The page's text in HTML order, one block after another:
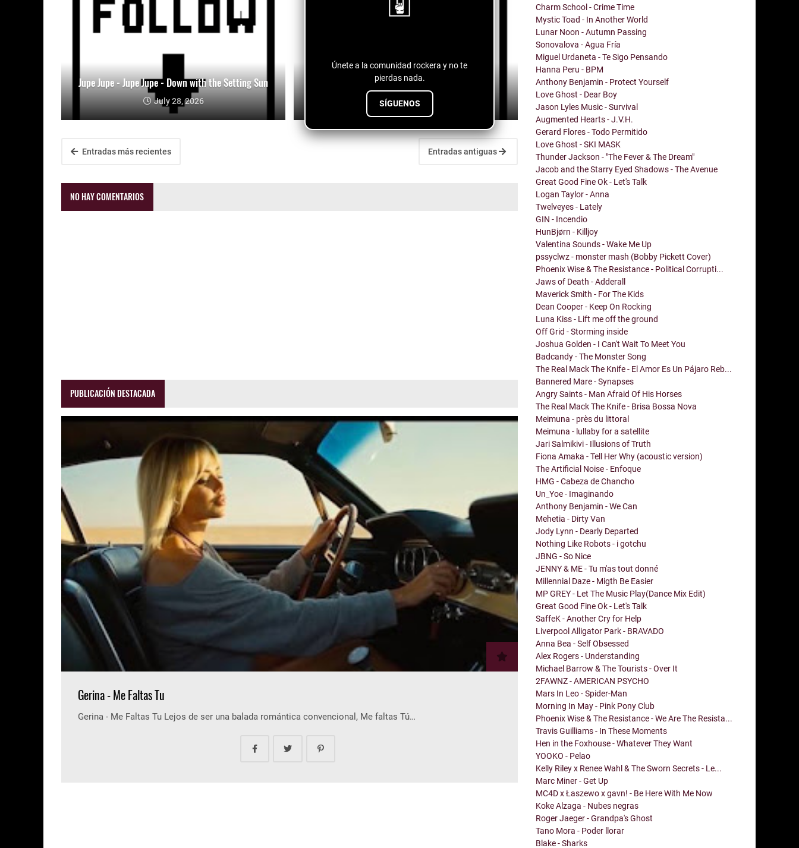
Únete a la comunidad rockera y no te
pierdas nada.
SÍGUENOS
Jupe Jupe - Jupe Jupe - Down with the Setting Sun
July 28, 2026
Dos Santos - Es Amor
July 27, 2026
Entradas más recientes Entradas antiguas
NO HAY COMENTARIOS
PUBLICACIÓN DESTACADA
Gerina - Me Faltas Tu
Gerina - Me Faltas Tu Lejos de ser una balada romántica convencional, Me faltas Tú…
Charm School - Crime Time
Mystic Toad - In Another World
Lunar Noon - Autumn Passing
Sonovalova - Agua Fría
Miguel Urdaneta - Te Sigo Pensando
Hanna Peru - BPM
Anthony Benjamin - Protect Yourself
Love Ghost - Dear Boy
Jason Lyles Music - Survival
Augmented Hearts - J.V.H.
Gerard Flores - Todo Permitido
Love Ghost - SKI MASK
Thunder Jackson - "The Fever & The Dream"
Jacob and the Starry Eyed Shadows - The Avenue
Great Good Fine Ok - Let's Talk
Logan Taylor - Anna
Twelveyes - Lately
GIN - Incendio
HunBjørn - Killjoy
Valentina Sounds - Wake Me Up
pssyclwz - monster mash (Bobby Pickett Cover)
Phoenix Wise & The Resistance - Political Corrupti...
Jaws of Death - Adderall
Maverick Smith - For The Kids
Dean Cooper - Keep On Rocking
Luna Kiss - Lift me off the ground
Off Grid - Storming inside
Joshua Golden - I Can't Wait To Meet You
Badcandy - The Monster Song
The Real Mack The Knife - El Amor Es Un Pájaro Reb...
Bannered Mare - Synapses
Angry Saints - Man Afraid Of His Horses
The Real Mack The Knife - Brisa Bossa Nova
Meimuna - près du littoral
Meimuna - lullaby for a satellite
Jari Salmikivi - Illusions of Truth
Fiona Amaka - Tell Her Why (acoustic version)
The Artificial Noise - Enfoque
HMG - Cabeza de Chancho
Un_Yoe - Imaginando
Anthony Benjamin - We Can
Mehetia - Dirty Van
Jody Lynn - Dearly Departed
Nothing Like Robots - i gotchu
JBNG - So Nice
JENNY & ME - Tu m'as tout donné
Millennial Daze - Migth Be Easier
MP GREY - Let The Music Play(Dance Mix Edit)
Great Good Fine Ok - Let's Talk
SaffeK - Another Cry for Help
Liverpool Alligator Park - BRAVADO
Anna Bea - Self Obsessed
Alex Rogers - Understanding
Michael Barrow & The Tourists - Over It
2FAWNZ - AMERICAN PSYCHO
Mars In Leo - Spider-Man
Morning In May - Pink Pony Club
Phoenix Wise & The Resistance - We Are The Resista...
Travis Guilliams - In These Moments
Hen in the Foxhouse - Whatever They Want
YOOKO - Pelao
Kelly Riley x Renee Wahl & The Sworn Secrets - Le...
Marc Miner - Get Up
MC4D x Łaszewo x gavn! - Be Here With Me Now
Koke Alzaga - Nubes negras
Roger Jaeger - Grandpa's Ghost
Tano Mora - Poder llorar
Blake - Sharks